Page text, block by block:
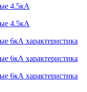
4.5кА
4.5кА
6кА характеристика
6кА характеристика
6кА характеристика